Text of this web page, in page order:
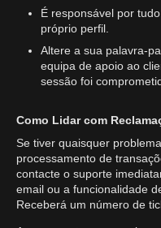
É responsável por
próprio perfil.
Altere a sua palavra-
equipa de apoio ao
sessão foi
Como Lidar com
Se tiver quaisquer
processamento de
contacte o suporte
email ou a funcionalidade
Receberá um número de